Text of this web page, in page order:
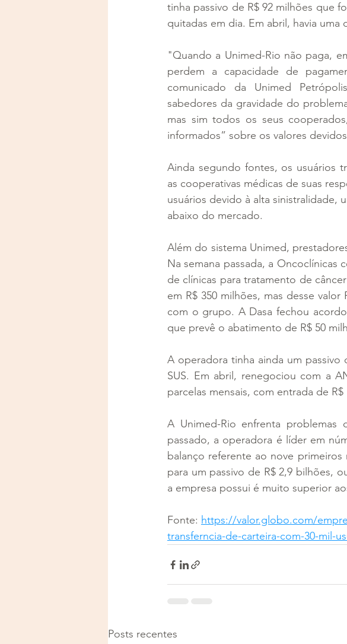
tinha passivo de R$ 92 milhões que
quitadas em dia. Em abril, havia uma
"Quando a Unimed-Rio não paga,
perdem a capacidade de
comunicado da Unimed
sabedores da gravidade do
mas sim todos os seus
informados” sobre os valores
Ainda segundo fontes, os usuários
as cooperativas médicas de suas
usuários devido à alta sinistralidade,
abaixo do mercado.
Além do sistema Unimed,
Na semana passada, a
de clínicas para tratamento de
em R$ 350 milhões, mas desse
com o grupo. A Dasa fechou
que prevê o abatimento de R$ 50
A operadora tinha ainda um passivo
SUS. Em abril, renegociou com a
parcelas mensais, com entrada de R$
A Unimed-Rio enfrenta
passado, a operadora é líder em
balanço referente ao nove
para um passivo de R$ 2,9 bilhões,
a empresa possui é muito superior
Fonte: https://valor.globo.com/
transferncia-de-carteira-com-30-mil-
Posts recentes